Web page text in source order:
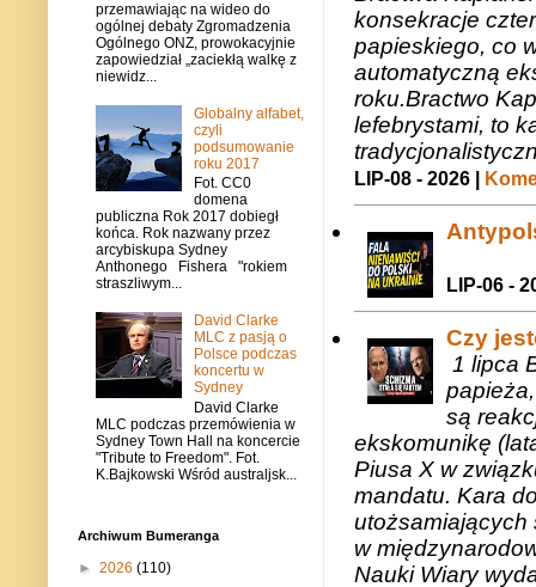
konsekracje
papieskiego, co
automatyczną
roku.Bractwo
lefebrystami, to
LIP-08 - 2026 |
LIP-06 -
Czy
1 lipca
są
ekskomunikę
Piusa X w
mandatu. Kara
utożsamiających
w
Nauki Wiary
przemawiając na wideo do
ogólnej debaty Zgromadzenia
Ogólnego ONZ, prowokacyjnie
zapowiedział „zaciekłą walkę z
niewidz...
Globalny alfabet,
czyli
podsumowanie
roku 2017
Fot. CC0
domena
publiczna Rok 2017 dobiegł
końca. Rok nazwany przez
arcybiskupa Sydney
Anthonego Fishera "rokiem
straszliwym...
David Clarke
MLC z pasją o
Polsce podczas
koncertu w
Sydney
David Clarke
MLC podczas przemówienia w
Sydney Town Hall na koncercie
"Tribute to Freedom". Fot.
K.Bajkowski Wśród australjsk...
Archiwum Bumeranga
► 2026 (110)